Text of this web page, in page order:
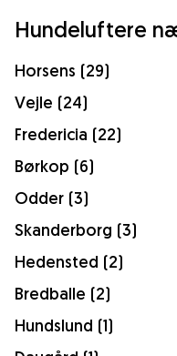
Hundeluftere
Horsens (29)
Vejle (24)
Fredericia (22)
Børkop (6)
Odder (3)
Skanderborg (3)
Hedensted (2)
Bredballe (2)
Hundslund (1)